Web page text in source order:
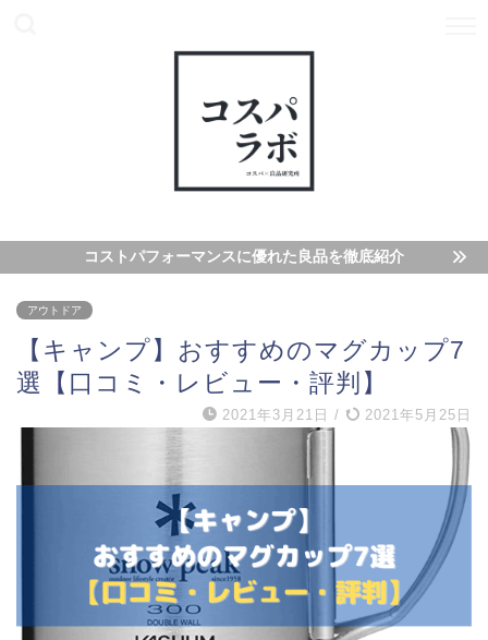
コストパフォーマンスに優れた良品を徹底紹介
アウトドア
【キャンプ】おすすめのマグカップ7
選【口コミ・レビュー・評判】
2021年3月21日 / 2021年5月25日